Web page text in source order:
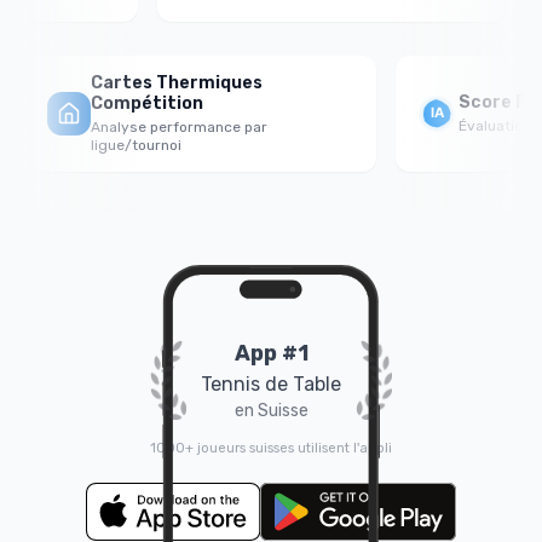
Cartes Thermiques
Compétition
Analyse performance par
ligue/tournoi
Score
Évaluation
App #1
Tennis de Table
en Suisse
1000+ joueurs suisses utilisent l'appli